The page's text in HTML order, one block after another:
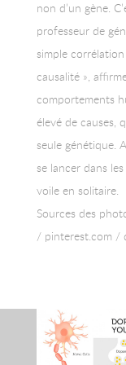
non d’un gène.
professeur de
simple
causalité »,
comportements
élevé de causes,
seule génétique.
se lancer dans
voile en solitaire.
Sources des
/ pinterest.com /